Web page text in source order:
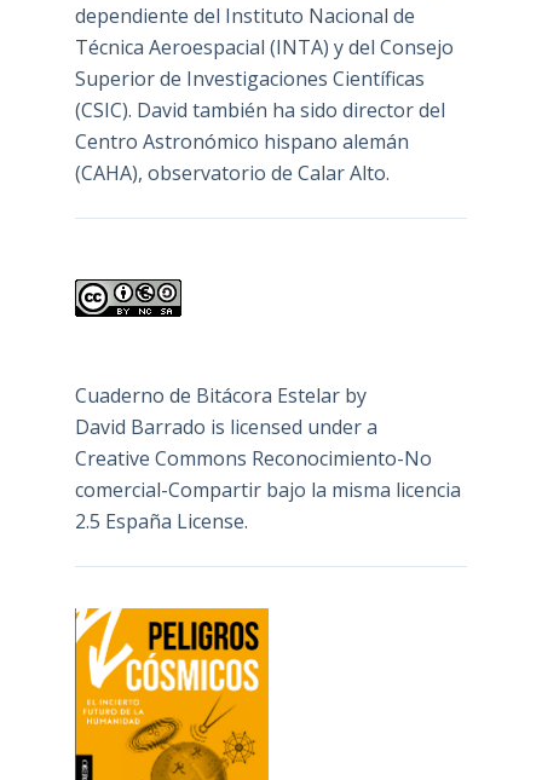
dependiente del Instituto Nacional de
Técnica Aeroespacial (INTA) y del Consejo
Superior de Investigaciones Científicas
(CSIC). David también ha sido director del
Centro Astronómico hispano alemán
(CAHA), observatorio de Calar Alto.
Cuaderno de Bitácora Estelarby
David Barrado is licensed under a
Creative Commons Reconocimiento-No
comercial-Compartir bajo la misma licencia
2.5 España License.